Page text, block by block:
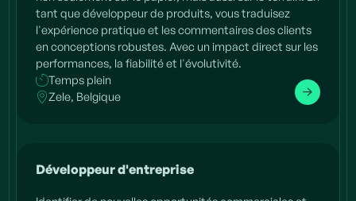
tant que développeur de produits, vous traduisez
l'expérience pratique et les commentaires des clients
en conceptions robustes. Avec un impact direct sur les
performances, la fiabilité et l'évolutivité.
Temps plein
Zele, Belgique
Développeur d'entreprise